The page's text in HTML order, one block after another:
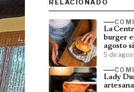
RELACIONADO
La
burger
agosto
Laietana
5 de
Lady